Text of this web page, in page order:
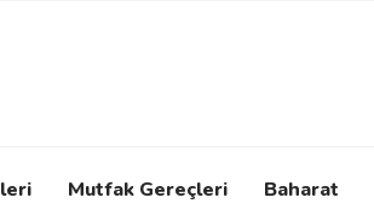
Mutfak Gereçleri Baharat